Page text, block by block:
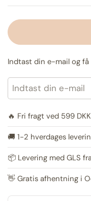
Indtast din e-mail og få
🔥 Fri fragt ved 599 DKK
🚚 1-2 hverdages
📦 Levering med GLS
👋 Gratis afhentning i